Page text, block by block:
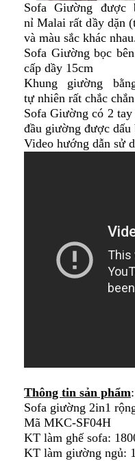
Sofa Giường
nỉ Malai rất dầy dặn
và màu sắc khác
Sofa Giường bọc
cấp dầy 15cm
Khung giường
tự nhiên rất chắc
Sofa Giường có 2
đầu giường được
Video hướng dẫn sử
Thông tin sản phẩm:
Sofa giường 2in1
Mã MKC-SF04H
KT làm ghế sofa:
KT làm giường ngủ: